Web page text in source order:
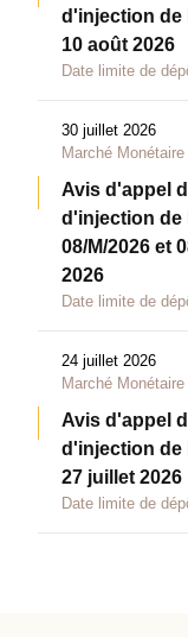
d'injection de
10 août 2026
Date limite de
30 juillet 2026
Marché Monétaire
Avis d'appel
d'injection de
08/M/2026 et
2026
Date limite de
24 juillet 2026
Marché Monétaire
Avis d'appel
d'injection de
27 juillet 2026
Date limite de